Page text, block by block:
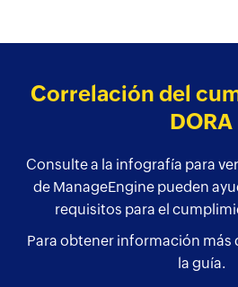
Correlación del
DORA
Consulte a la infografía para
de ManageEngine pueden
requisitos para el
Para obtener información más
la guía.